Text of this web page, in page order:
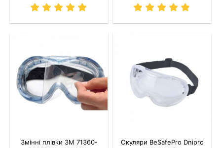
Змінні плівки 3M 71360-
Окуляри BeSafePro Dnipro